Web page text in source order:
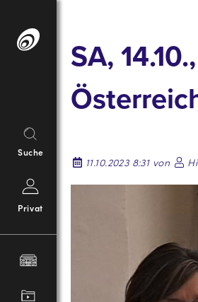
Inhalt
Suche
Privat
SA,
11.10.2023 8:31 von